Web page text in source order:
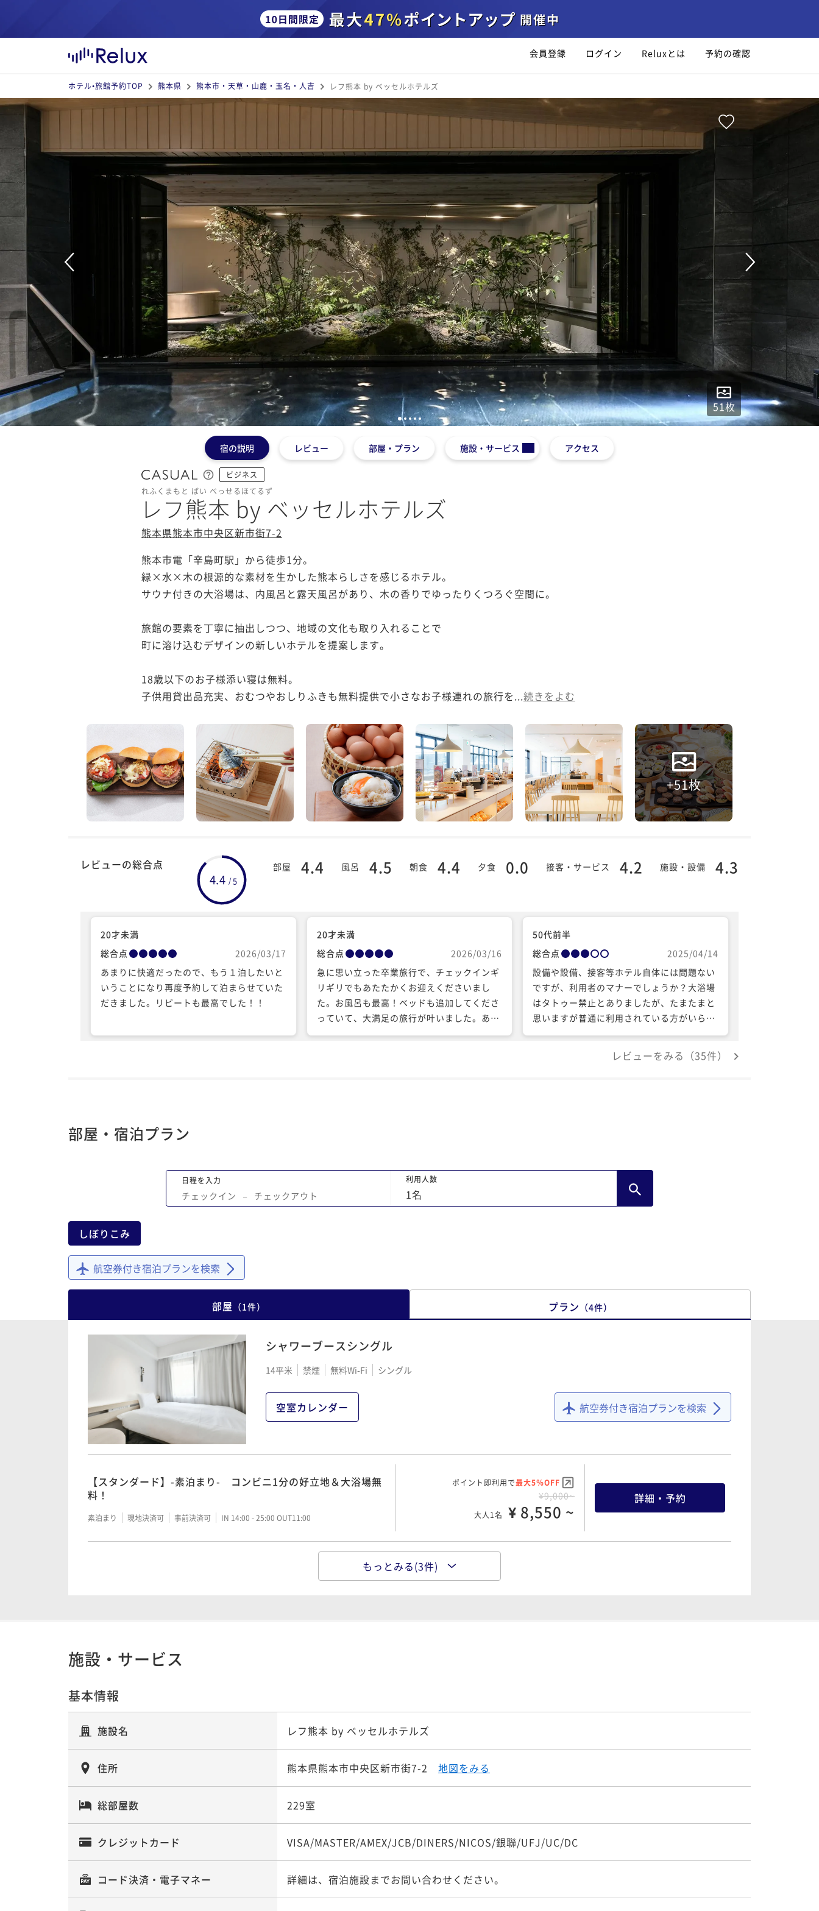
会員登録 ログイン Reluxとは 予約の確認
ホテル•旅館予約TOP 熊本県 熊本市・天草・山鹿・玉名・人吉 レフ熊本 by ベッセルホテルズ
51枚
1 2 345
宿の説明 レビュー 部屋・プラン 施設・サービス アクセス
ビジネス
れふくまもと ばい べっせるほてるず
レフ熊本 by ベッセルホテルズ
熊本県熊本市中央区新市街7-2
熊本市電「辛島町駅」から徒歩1分。
緑×水×木の根源的な素材を生かした熊本らしさを感じるホテル。
サウナ付きの大浴場は、内風呂と露天風呂があり、木の香りでゆったりくつろぐ空間に。
旅館の要素を丁寧に抽出しつつ、地域の文化も取り入れることで
町に溶け込むデザインの新しいホテルを提案します。
18歳以下のお子様添い寝は無料。
子供用貸出品充実、おむつやおしりふきも無料提供で小さなお子様連れの旅行を...続きをよむ
+51枚
レビューの総合点
4.4 /5
部屋 4.4 風呂 4.5 朝食 4.4 夕食 0.0 接客・サービス 4.2 施設・設備 4.3
20才未満
総合点
2026/03/17
あまりに快適だったので、もう１泊したいと
いうことになり再度予約して泊まらせていた
だきました。リピートも最高でした！！
20才未満
総合点
2026/03/16
急に思い立った卒業旅行で、チェックインギ
リギリでもあたたかくお迎えくださいまし
た。お風呂も最高！ベッドも追加してくださ
っていて、大満足の旅行が叶いました。あり
がとうございました。 気に入ってもう１泊…
50代前半
総合点
2025/04/14
設備や設備、接客等ホテル自体には問題ない
ですが、利用者のマナーでしょうか？大浴場
はタトゥー禁止とありましたが、たまたまと
思いますが普通に利用されている方がいらっ
しゃいました（日本人の若い方です）。プラ
イベート感の強い空間なので難しい場所です
が、定期的なスタッフの巡回など対策はある
レビューをみる（35件）
部屋・宿泊プラン
日程を入力
チェックイン − チェックアウト
利用人数
1名
しぼりこみ
航空券付き宿泊プランを検索
部屋 （1件） プラン （4件）
シャワーブースシングル
14平米 禁煙 無料Wi-Fi シングル
空室カレンダー 航空券付き宿泊プランを検索
【スタンダード】-素泊まり- コンビニ1分の好立地＆大浴場無
料！
素泊まり 現地決済可 事前決済可 IN 14:00 - 25:00 OUT11:00
ポイント即利用で最大5％OFF
¥9,000~
大人1名 ¥ 8,550 ~
詳細・予約
【スタンダード】-朝食付- コンビニ1分の好立地＆大浴場無
ポイント即利用で
【ポイントアップ】素泊まり
【ポイントアップ】朝食付プラン
朝食付き IN 14:00 - 25:00 OUT11:00 大人1名
もっとみる(3件)
施設・サービス
基本情報
施設名 レフ熊本 by ベッセルホテルズ
住所 熊本県熊本市中央区新市街7-2 地図をみる
総部屋数 229室
クレジットカード VISA/MASTER/AMEX/JCB/DINERS/NICOS/銀聯/UFJ/UC/DC
コード決済・電子マネー 詳細は、宿泊施設までお問い合わせください。